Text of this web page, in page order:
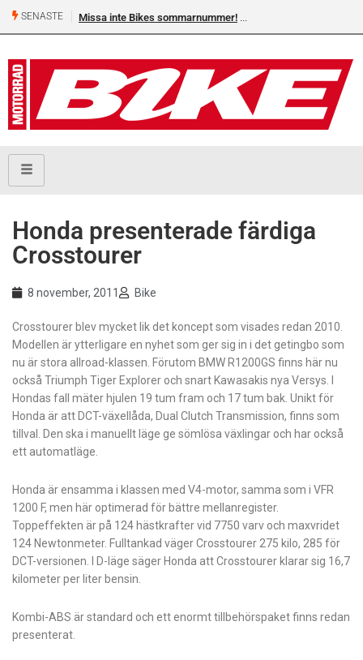
SENASTE Missa inte Bikes sommarnummer!
Honda presenterade färdiga
Crosstourer
8 november, 2011 Bike
Crosstourer blev mycket lik det koncept som visades redan 2010.
Modellen är ytterligare en nyhet som ger sig in i det getingbo som
nu är stora allroad-klassen. Förutom BMW R1200GS finns här nu
också Triumph Tiger Explorer och snart Kawasakis nya Versys. I
Hondas fall mäter hjulen 19 tum fram och 17 tum bak. Unikt för
Honda är att DCT-växellåda, Dual Clutch Transmission, finns som
tillval. Den ska i manuellt läge ge sömlösa växlingar och har också
ett automatläge.
Honda är ensamma i klassen med V4-motor, samma som i VFR
1200 F, men här optimerad för bättre mellanregister.
Toppeffekten är på 124 hästkrafter vid 7750 varv och maxvridet
124 Newtonmeter. Fulltankad väger Crosstourer 275 kilo, 285 för
DCT-versionen. I D-läge säger Honda att Crosstourer klarar sig 16,7
kilometer per liter bensin.
Kombi-ABS är standard och ett enormt tillbehörspaket finns redan
presenterat.